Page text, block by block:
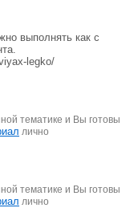
выполнять как с
legko/
тематике и Вы готовы
лично
тематике и Вы готовы
лично